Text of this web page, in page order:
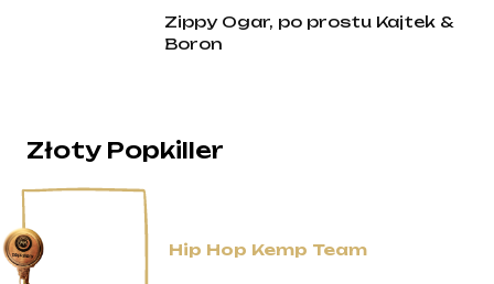
Zippy Ogar, po prostu Kajtek &
Boron
Złoty Popkiller
Hip Hop Kemp Team